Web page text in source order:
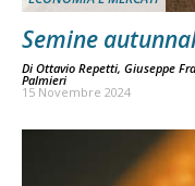
Semine
Di Ottavio Repetti, Giuseppe
Palmieri
15 Novembre 2024